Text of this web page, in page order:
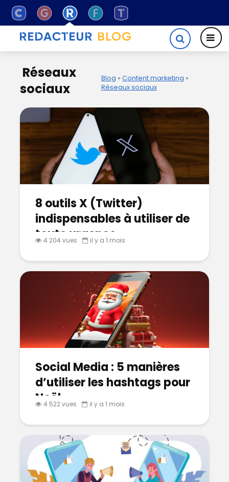
Réseaux
sociaux
Blog » Content marketing »
Réseaux sociaux
8 outils X (Twitter)
indispensables à utiliser de
toute urgence
4 204 vues il y a 1 mois
Social Media : 5 manières
d’utiliser les hashtags pour
Noël
4 522 vues il y a 1 mois